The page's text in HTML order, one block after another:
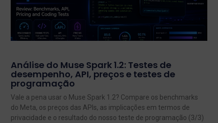
Análise do Muse Spark 1.2: Testes de
desempenho, API, preços e testes de
programação
Vale a pena usar o Muse Spark 1.2? Compare os benchmarks
do Meta, os preços das APIs, as implicações em termos de
privacidade e o resultado do nosso teste de programação (3/3)